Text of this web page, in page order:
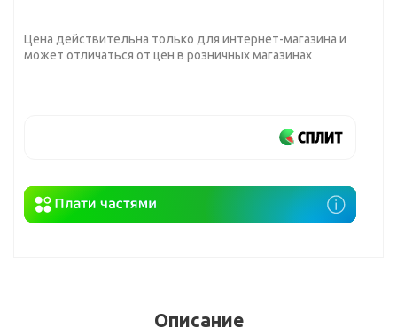
Цена действительна только для интернет-магазина и
может отличаться от цен в розничных магазинах
Описание